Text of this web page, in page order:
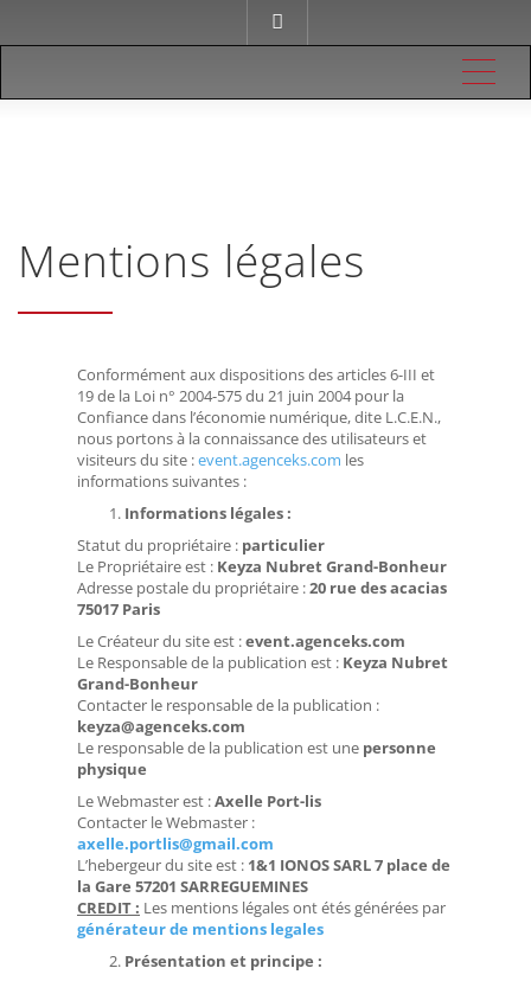
Mentions légales
Conformément aux dispositions des articles 6-III et
19 de la Loi n° 2004-575 du 21 juin 2004 pour la
Confiance dans l’économie numérique, dite L.C.E.N.,
nous portons à la connaissance des utilisateurs et
visiteurs du site :event.agenceks.com les
informations suivantes :
Informations légales :
Statut du propriétaire : particulier
Le Propriétaire est : Keyza Nubret Grand-Bonheur
Adresse postale du propriétaire :20 rue des acacias
75017 Paris
Le Créateur du site est :event.agenceks.com
Le Responsable de la publication est : Keyza Nubret
Grand-Bonheur
Contacter le responsable de la publication :
keyza@agenceks.com
Le responsable de la publication est une personne
physique
Le Webmaster est :Axelle Port-lis
Contacter le Webmaster :
axelle.portlis@gmail.com
L’hebergeur du site est : 1&1 IONOS SARL 7 place de
la Gare 57201 SARREGUEMINES
CREDIT : Les mentions légales ont étés générées par
générateur de mentions legales
Présentation et principe :